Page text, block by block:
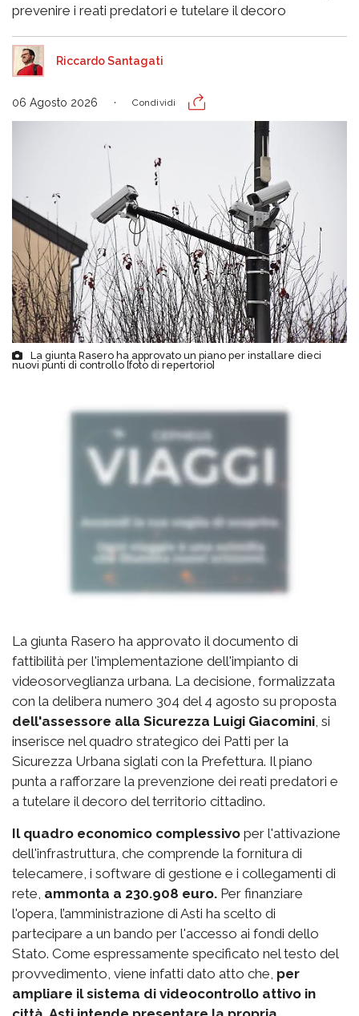
prevenire i reati predatori e tutelare il decoro
Riccardo Santagati
06 Agosto 2026 Condividi
La giunta Rasero ha approvato un piano per installare dieci
nuovi punti di controllo [foto di repertorio]
La giunta Rasero ha approvato il documento di
fattibilità per l'implementazione dell'impianto di
videosorveglianza urbana. La decisione, formalizzata
con la delibera numero 304 del 4 agosto su proposta
dell'assessore alla Sicurezza Luigi Giacomini, si
inserisce nel quadro strategico dei Patti per la
Sicurezza Urbana siglati con la Prefettura. Il piano
punta a rafforzare la prevenzione dei reati predatori e
a tutelare il decoro del territorio cittadino.
Il quadro economico complessivo per l'attivazione
dell'infrastruttura, che comprende la fornitura di
telecamere, i software di gestione e i collegamenti di
rete, ammonta a 230.908 euro. Per finanziare
l'opera, l’amministrazione di Asti ha scelto di
partecipare a un bando per l'accesso ai fondi dello
Stato. Come espressamente specificato nel testo del
provvedimento, viene infatti dato atto che, per
ampliare il sistema di videocontrollo attivo in